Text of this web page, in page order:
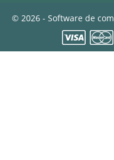
© 2026 - Software de